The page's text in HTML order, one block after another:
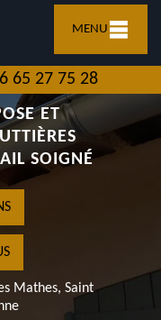
MENU
65 27 75 28
ET
SOIGNÉ
Mathes, Saint